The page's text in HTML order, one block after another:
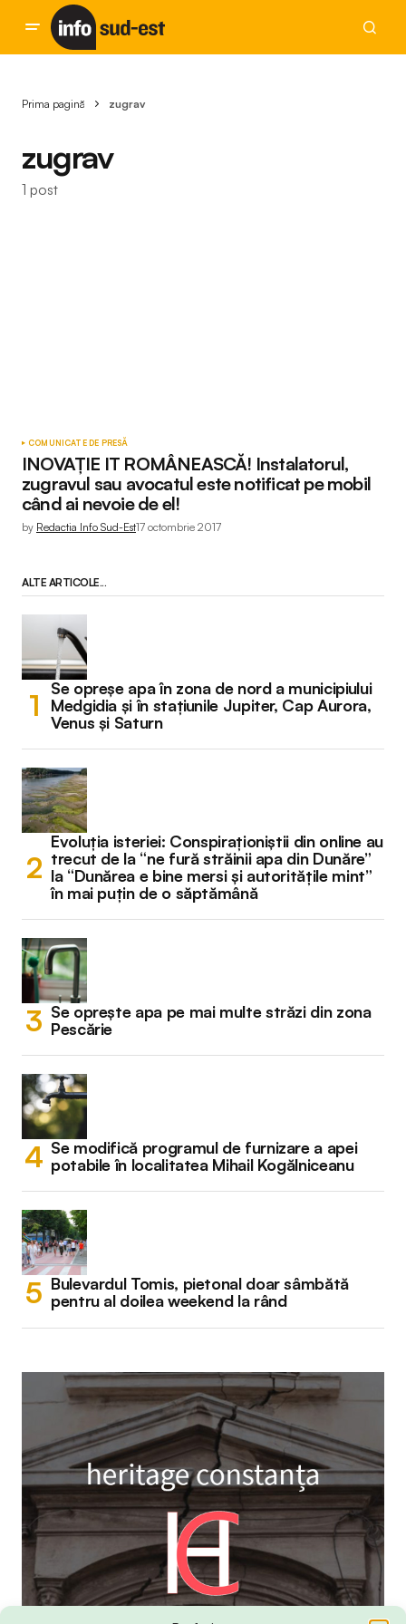
Prima pagină zugrav
zugrav
1 post
COMUNICATE DE PRESĂ
INOVAŢIE IT ROMÂNEASCĂ! Instalatorul,
zugravul sau avocatul este notificat pe mobil
când ai nevoie de el!
by Redactia Info Sud-Est17 octombrie 2017
ALTE ARTICOLE...
Se opreșe apa în zona de nord a municipiului
Medgidia și în stațiunile Jupiter, Cap Aurora,
Venus și Saturn
Evoluția isteriei: Conspiraționiștii din online au
trecut de la “ne fură străinii apa din Dunăre”
la “Dunărea e bine mersi și autoritățile mint”
în mai puțin de o săptămână
Se oprește apa pe mai multe străzi din zona
Pescărie
Se modifică programul de furnizare a apei
potabile în localitatea Mihail Kogălniceanu
Bulevardul Tomis, pietonal doar sâmbătă
pentru al doilea weekend la rând